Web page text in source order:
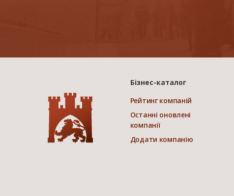
Бізнес-каталог
Рейтинг компаній
Останні оновлені
компанії
Додати компанію